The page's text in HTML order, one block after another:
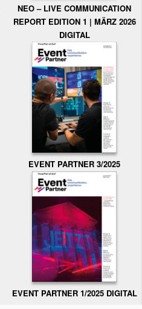
NEO – LIVE COMMUNICATION
REPORT EDITION 1 | MÄRZ 2026
DIGITAL
EVENT PARTNER 3/2025
EVENT PARTNER 1/2025 DIGITAL